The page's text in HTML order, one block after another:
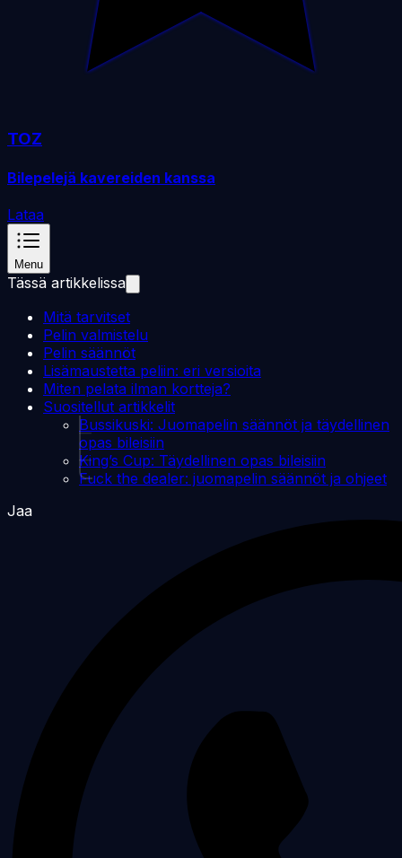
TOZ
Bilepelejä kavereiden kanssa
Lataa
Menu
Tässä artikkelissa
Mitä tarvitset
Pelin valmistelu
Pelin säännöt
Lisämaustetta peliin: eri versioita
Miten pelata ilman kortteja?
Suositellut artikkelit
Bussikuski: Juomapelin säännöt ja täydellinen
opas bileisiin
King’s Cup: Täydellinen opas bileisiin
Fuck the dealer: juomapelin säännöt ja ohjeet
Jaa